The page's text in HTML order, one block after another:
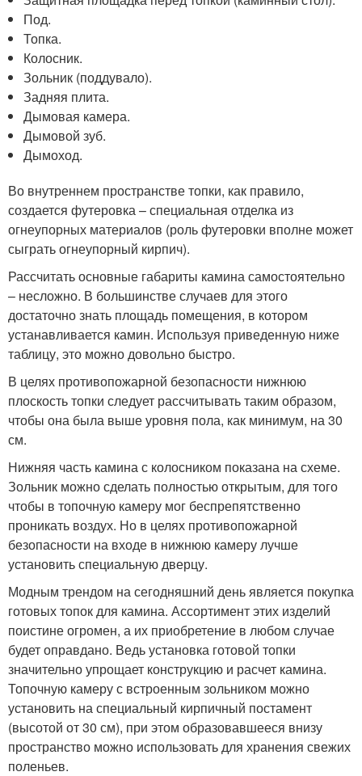
Под.
Топка.
Колосник.
Зольник (поддувало).
Задняя плита.
Дымовая камера.
Дымовой зуб.
Дымоход.
Во внутреннем пространстве топки, как правило,
создается футеровка – специальная отделка из
огнеупорных материалов (роль футеровки вполне может
сыграть огнеупорный кирпич).
Рассчитать основные габариты камина самостоятельно
– несложно. В большинстве случаев для этого
достаточно знать площадь помещения, в котором
устанавливается камин. Используя приведенную ниже
таблицу, это можно довольно быстро.
В целях противопожарной безопасности нижнюю
плоскость топки следует рассчитывать таким образом,
чтобы она была выше уровня пола, как минимум, на 30
см.
Нижняя часть камина с колосником показана на схеме.
Зольник можно сделать полностью открытым, для того
чтобы в топочную камеру мог беспрепятственно
проникать воздух. Но в целях противопожарной
безопасности на входе в нижнюю камеру лучше
установить специальную дверцу.
Модным трендом на сегодняшний день является покупка
готовых топок для камина. Ассортимент этих изделий
поистине огромен, а их приобретение в любом случае
будет оправдано. Ведь установка готовой топки
значительно упрощает конструкцию и расчет камина.
Топочную камеру с встроенным зольником можно
установить на специальный кирпичный постамент
(высотой от 30 см), при этом образовавшееся внизу
пространство можно использовать для хранения свежих
поленьев.